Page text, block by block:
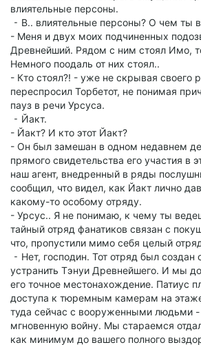
влиятельные персоны.
⁃ В.. влиятельные персоны? О чем ты
- Меня и двух моих подчиненных
Древнейший. Рядом с ним стоял Имо,
Немного поодаль от них стоял..
- Кто стоял?! - уже не скрывая своего
переспросил Торбетот, не понимая
пауз в речи Урсуса.
⁃ Йакт.
- Йакт? И кто этот Йакт?
- Он был замешан в одном недавнем
прямого свидетельства его участия в
наш агент, внедренный в ряды
сообщил, что видел, как Йакт лично
какому-то особому отряду.
- Урсус.. Я не понимаю, к чему ты
тайный отряд фанатиков связан с
что, пропустили мимо себя целый
⁃ Нет, господин. Тот отряд был создан
устранить Тэнуи Древнейшего. И мы
его точное местонахождение. Патиус
доступа к тюремным камерам на
туда сейчас с вооруженными людьми -
мгновенную войну. Мы стараемся
как минимум до вашего полного